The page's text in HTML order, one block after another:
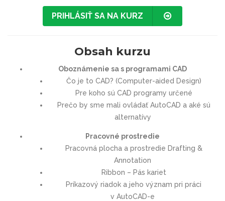
PRIHLÁSIŤ SA NA KURZ
Obsah kurzu
Oboznámenie sa s programami CAD
Čo je to CAD? (Computer-aided Design)
Pre koho sú CAD programy určené
Prečo by sme mali ovládať AutoCAD a aké sú
alternatívy
Pracovné prostredie
Pracovná plocha a prostredie Drafting &
Annotation
Ribbon – Pás kariet
Príkazový riadok a jeho význam pri práci
v AutoCAD-e